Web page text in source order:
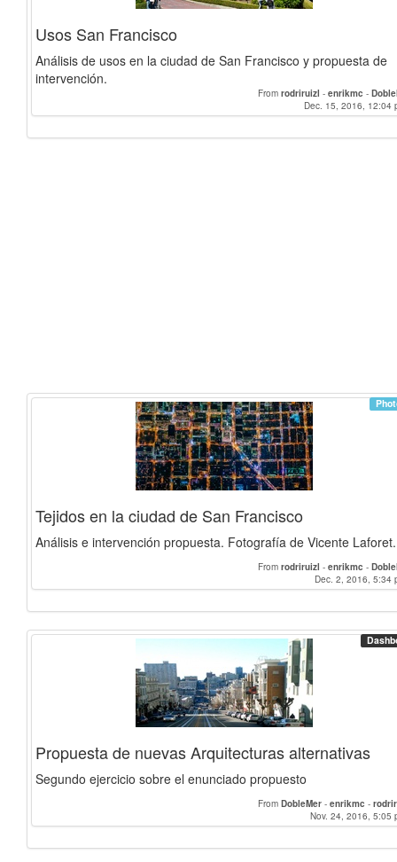
Usos San Francisco
Análisis de usos en la ciudad de San Francisco y propuesta de
intervención.
From rodriruizl - enrikmc -
Dec. 15, 2016, 12:04
Tejidos en la ciudad de San Francisco
Análisis e intervención propuesta. Fotografía de Vicente Laforet.
From rodriruizl - enrikmc -
Dec. 2, 2016, 5:34
Propuesta de nuevas Arquitecturas alternativas
Segundo ejercicio sobre el enunciado propuesto
From DobleMer - enrikmc -
Nov. 24, 2016, 5:05